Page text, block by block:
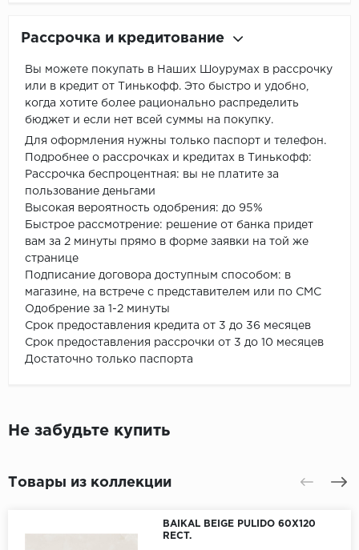
Рассрочка и кредитование
Вы можете покупать в Наших Шоурумах в рассрочку
или в кредит от Тинькофф. Это быстро и удобно,
когда хотите более рационально распределить
бюджет и если нет всей суммы на покупку.
Для оформления нужны только паспорт и телефон.
Подробнее о рассрочках и кредитах в Тинькофф:
Рассрочка беспроцентная: вы не платите за
пользование деньгами
Высокая вероятность одобрения: до 95%
Быстрое рассмотрение: решение от банка придет
вам за 2 минуты прямо в форме заявки на той же
странице
Подписание договора доступным способом: в
магазине, на встрече с представителем или по СМС
Одобрение за 1-2 минуты
Срок предоставления кредита от 3 до 36 месяцев
Срок предоставления рассрочки от 3 до 10 месяцев
Достаточно только паспорта
Не забудьте купить
Товары из коллекции
BAIKAL BEIGE PULIDO 60X120
RECT.